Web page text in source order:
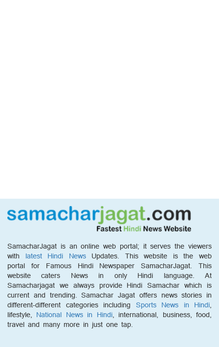
SamacharJagat is an online web portal; it serves the viewers
with latest Hindi NewsUpdates. This website is the web
portal for Famous Hindi Newspaper SamacharJagat. This
website caters News in only Hindi language. At
Samacharjagat we always provide Hindi Samachar which is
current and trending. Samachar Jagat offers news stories in
different-different categories including Sports News in Hindi,
lifestyle, National News in Hindi, international, business, food,
travel and many more in just one tap.